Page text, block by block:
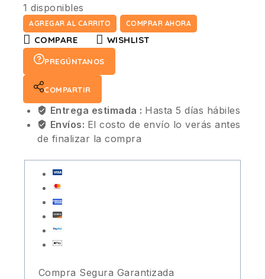
1 disponibles
AGREGAR AL CARRITO COMPRAR AHORA
COMPARE WISHLIST
PREGÚNTANOS
COMPARTIR
Entrega estimada : Hasta 5 días hábiles
Envíos: El costo de envío lo verás antes
de finalizar la compra
Compra Segura Garantizada